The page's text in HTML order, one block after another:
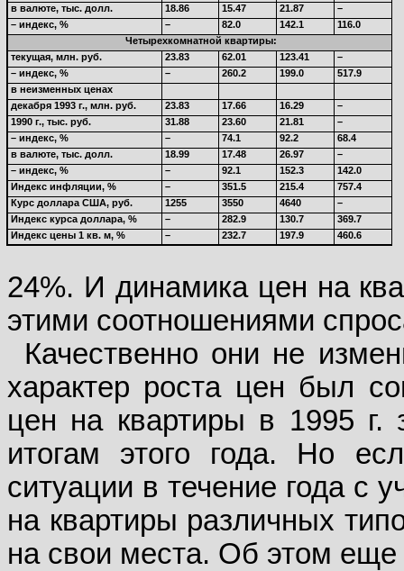
в валюте, тыс. долл.
18.86 15.47 21.87
–
– индекс, %
– 82.0 142.1
116.0
Четырехкомнатной квартиры:
текущая, млн. руб.
23.83 62.01 123.41
–
– индекс, %
– 260.2 199.0
517.9
в неизменных ценах
декабря 1993 г., млн. руб.
23.83 17.66 16.29
–
1990 г., тыс. руб.
31.88 23.60 21.81
–
– индекс, %
– 74.1 92.2
68.4
в валюте, тыс. долл.
18.99 17.48 26.97
–
– индекс, %
– 92.1 152.3
142.0
Индекс инфляции, %
– 351.5 215.4
757.4
Курс доллара США, руб.
1255 3550 4640
–
Индекс курса доллара, %
– 282.9 130.7
369.7
Индекс цены 1 кв. м, %
– 232.7 197.9 460.6
24%. И динамика цен на
этими соотношениями
Качественно они не
характер роста цен был
цен на квартиры в 1995 г.
итогам этого года. Но
ситуации в течение года с
на квартиры различных
на свои места. Об этом еще